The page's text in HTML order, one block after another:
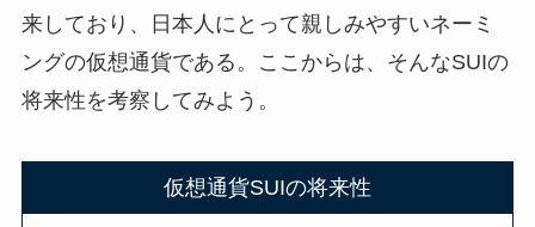
来しており、日本人にとって親しみやすいネーミ
ングの仮想通貨である。ここからは、そんなSUIの
将来性を考察してみよう。
仮想通貨SUIの将来性